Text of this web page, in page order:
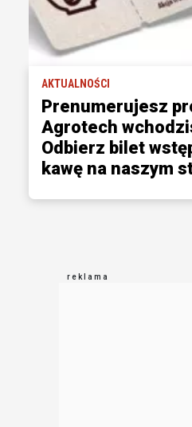
AKTUALNOŚCI
Prenumerujesz
Agrotech
Odbierz bilet
kawę na naszym